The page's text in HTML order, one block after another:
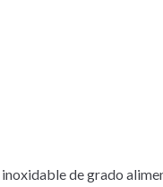
de grado